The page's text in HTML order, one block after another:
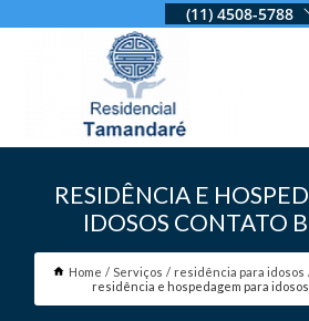
(11) 4508-5788
RESIDÊNCIA E
IDOSOS CONTATO
Home Serviços residência para idosos
residência e hospedagem para